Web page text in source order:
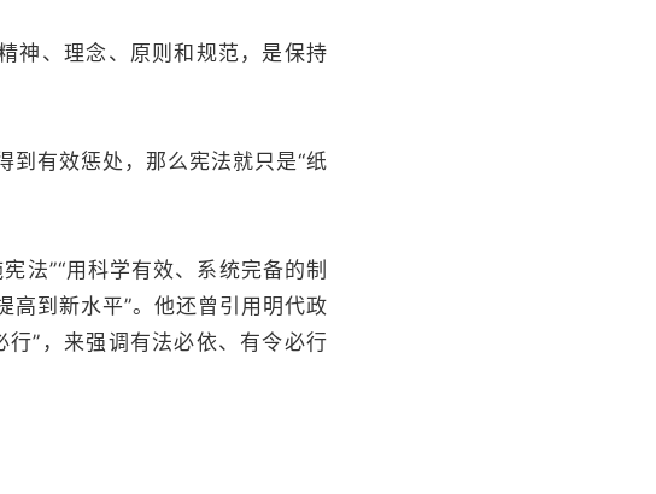
神、理念、原则和规范，是保持
到有效惩处，那么宪法就只是“纸
法”“用科学有效、系统完备的制
高到新水平”。他还曾引用明代政
”，来强调有法必依、有令必行